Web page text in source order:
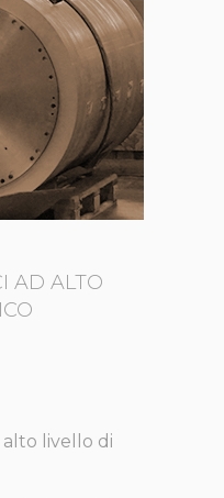
AD ALTO
livello di